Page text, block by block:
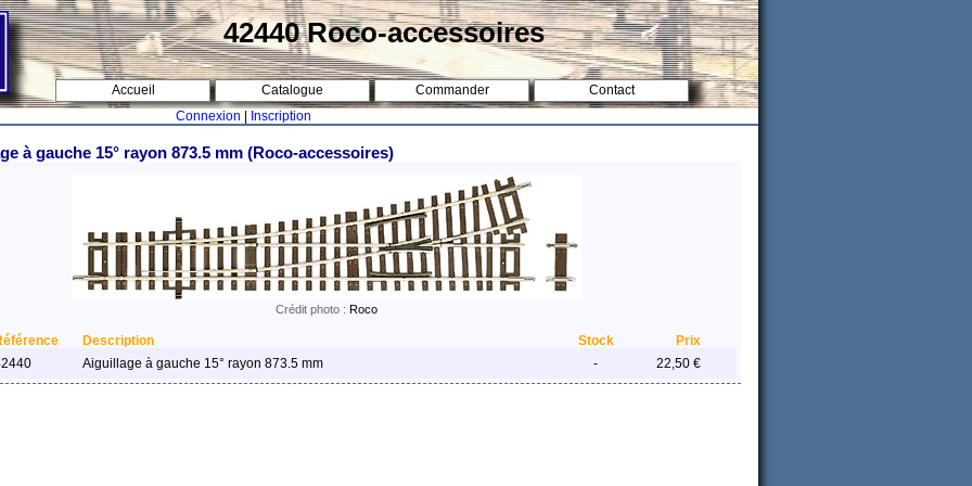
42440 Roco-accessoires
Accueil Catalogue Commander
Contact
Connexion
Inscription
à gauche 15° rayon 873.5 mm (Roco-accessoires)
Crédit photo : Roco
Description Stock
Prix
Aiguillage à gauche 15° rayon 873.5 mm - 22,50 €